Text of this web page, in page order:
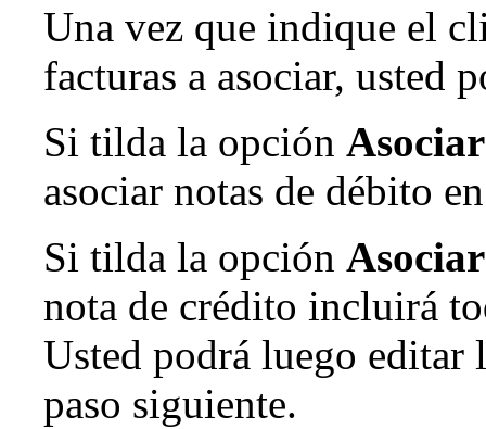
Una vez que indique el
facturas a asociar, usted
Si tilda la opción
asociar notas de débito
Si tilda la opción
nota de crédito incluirá
Usted podrá luego
paso siguiente.